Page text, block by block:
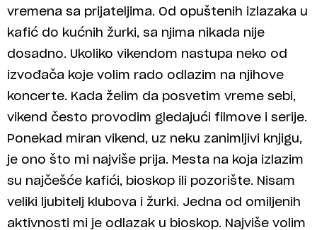
vremena sa prijateljima. Od opuštenih izlazaka u
kafić do kućnih žurki, sa njima nikada nije
dosadno. Ukoliko vikendom nastupa neko od
izvođača koje volim rado odlazim na njihove
koncerte. Kada želim da posvetim vreme sebi,
vikend često provodim gledajući filmove i serije.
Ponekad miran vikend, uz neku zanimljivi knjigu,
je ono što mi najviše prija. Mesta na koja izlazim
su najčešće kafići, bioskop ili pozorište. Nisam
veliki ljubitelj klubova i žurki. Jedna od omiljenih
aktivnosti mi je odlazak u bioskop. Najviše volim